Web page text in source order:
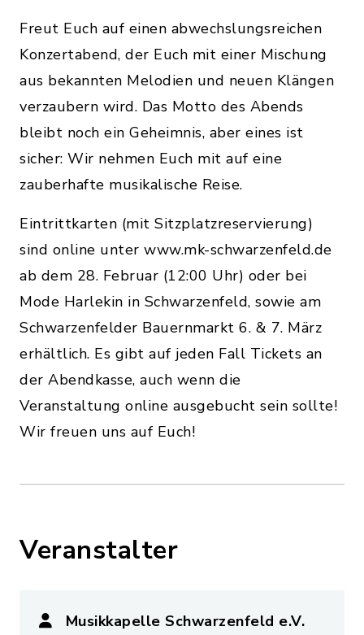
Freut Euch auf einen abwechslungsreichen
Konzertabend, der Euch mit einer Mischung
aus bekannten Melodien und neuen Klängen
verzaubern wird. Das Motto des Abends
bleibt noch ein Geheimnis, aber eines ist
sicher: Wir nehmen Euch mit auf eine
zauberhafte musikalische Reise.
Eintrittkarten (mit Sitzplatzreservierung)
sind online unter www.mk-schwarzenfeld.de
ab dem 28. Februar (12:00 Uhr) oder bei
Mode Harlekin in Schwarzenfeld, sowie am
Schwarzenfelder Bauernmarkt 6. & 7. März
erhältlich. Es gibt auf jeden Fall Tickets an
der Abendkasse, auch wenn die
Veranstaltung online ausgebucht sein sollte!
Wir freuen uns auf Euch!
Veranstalter
Musikkapelle Schwarzenfeld e.V.